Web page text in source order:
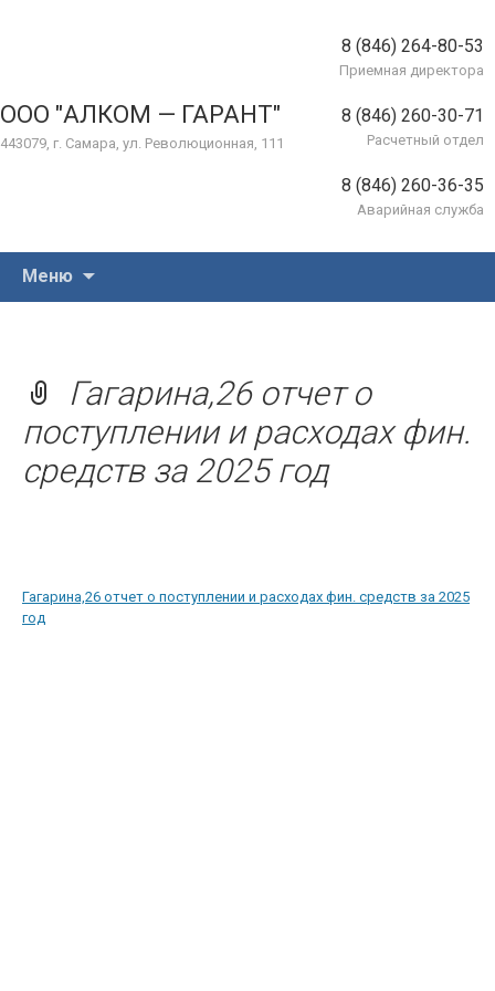
ООО "АЛКОМ — ГАРАНТ"
443079, г. Самара, ул. Революционная, 111
8 (846) 264-80-53
Приемная директора
8 (846) 260-30-71
Расчетный отдел
8 (846) 260-36-35
Аварийная служба
Меню
Гагарина,26 отчет о
поступлении и расходах фин.
средств за 2025 год
Гагарина,26 отчет о поступлении и расходах фин. средств за 2025
год